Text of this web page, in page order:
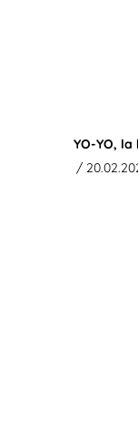
YO-YO,
/